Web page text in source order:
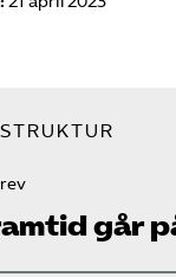
går